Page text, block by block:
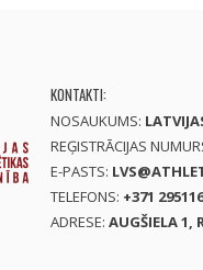
KONTAKTI:
NOSAUKUMS:
REĢISTRĀCIJAS
E-PASTS:
TELEFONS: +371
ADRESE: AUGŠIELA 1,